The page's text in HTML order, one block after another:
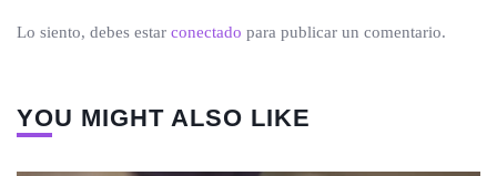
Lo siento, debes estar conectado para publicar un comentario.
YOU MIGHT ALSO LIKE